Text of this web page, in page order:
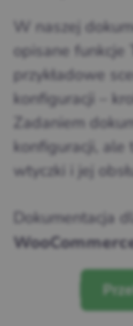
W naszej
opisane funkcje
przykładowe
konfiguracji –
Zadaniem
konfiguracji, ale
wtyczki i jej
Dokumentacja